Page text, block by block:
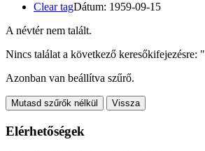
Clear tagDátum: 1959-09-15
A névtér nem talált.
Nincs találat a következő keresőkifejezésre: "
Azonban van beállítva szűrő.
Mutasd szűrők nélkül Vissza
Elérhetőségek